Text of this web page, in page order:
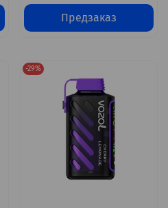
Предзаказ
-29%